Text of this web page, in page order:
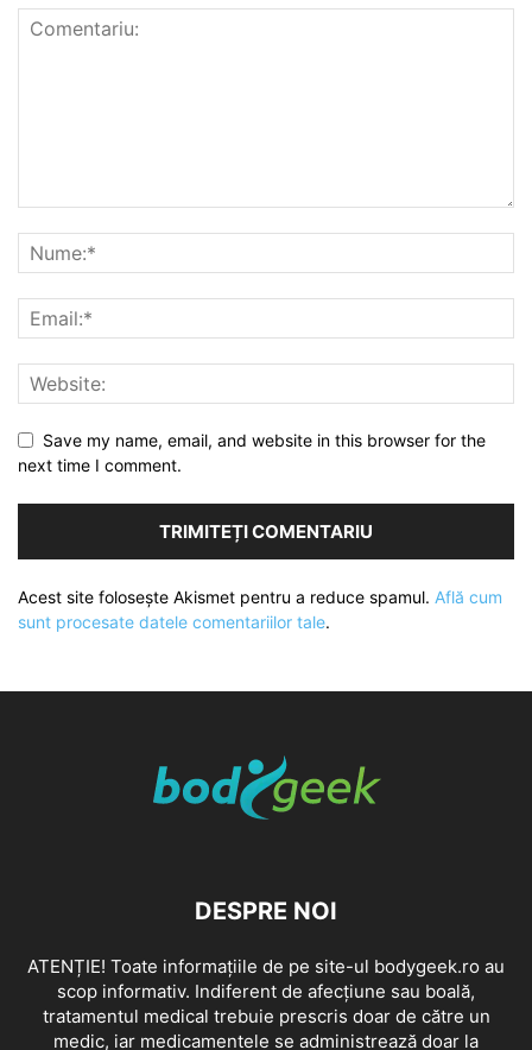
Save my name, email, and website in this browser for the
next time I comment.
Acest site folosește Akismet pentru a reduce spamul. Află cum
sunt procesate datele comentariilor tale.
DESPRE NOI
ATENȚIE! Toate informațiile de pe site-ul bodygeek.ro au
scop informativ. Indiferent de afecțiune sau boală,
tratamentul medical trebuie prescris doar de către un
medic, iar medicamentele se administrează doar la